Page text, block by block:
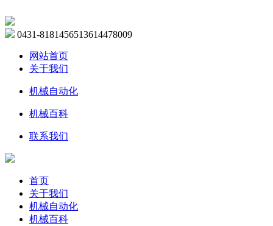
0431-8181456513614478009
网站首页
关于我们
机械自动化
机械百科
联系我们
首页
关于我们
机械自动化
机械百科